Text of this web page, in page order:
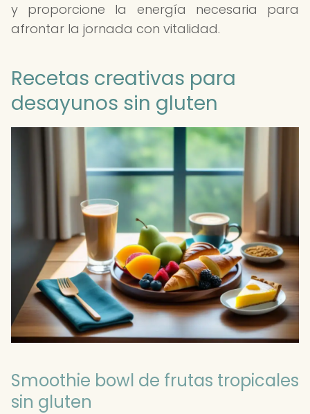
y proporcione la energía necesaria para
afrontar la jornada con vitalidad.
Recetas creativas para
desayunos sin gluten
Smoothie bowl de frutas tropicales
sin gluten